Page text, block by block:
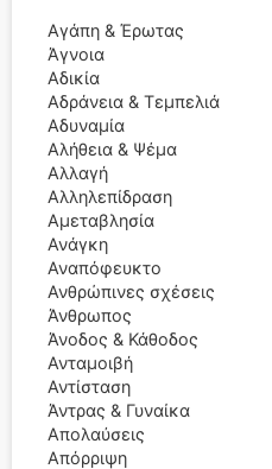
Αγάπη & Έρωτας
Άγνοια
Αδικία
Αδράνεια & Τεμπελιά
Αδυναμία
Αλήθεια & Ψέμα
Αλλαγή
Αλληλεπίδραση
Αμεταβλησία
Ανάγκη
Αναπόφευκτο
Ανθρώπινες σχέσεις
Άνθρωπος
Άνοδος & Κάθοδος
Ανταμοιβή
Αντίσταση
Άντρας & Γυναίκα
Απολαύσεις
Απόρριψη